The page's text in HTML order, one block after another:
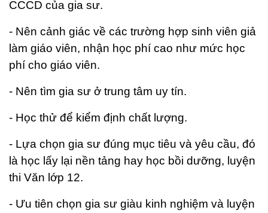
CCCD của gia sư.
- Nên cảnh giác về các trường hợp sinh viên giả
làm giáo viên, nhận học phí cao như mức học
phí cho giáo viên.
- Nên tìm gia sư ở trung tâm uy tín.
- Học thử để kiểm định chất lượng.
- Lựa chọn gia sư đúng mục tiêu và yêu cầu, đó
là học lấy lại nền tảng hay học bồi dưỡng, luyện
thi Văn lớp 12.
- Ưu tiên chọn gia sư giàu kinh nghiệm và luyện